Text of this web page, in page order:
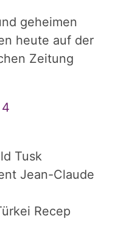
geheimen
heute auf der
Zeitung
4
Tusk
Jean-Claude
Recep